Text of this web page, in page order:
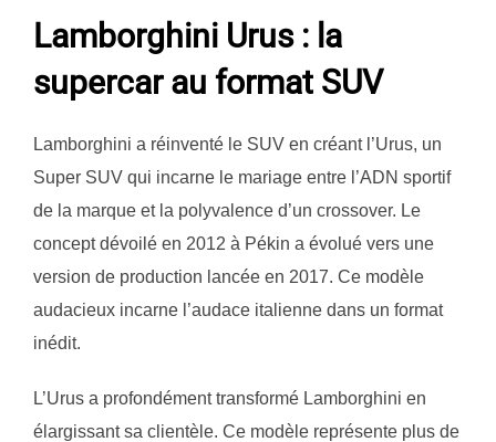
Lamborghini Urus : la
supercar au format SUV
Lamborghini a réinventé le SUV en créant l’Urus, un
Super SUV qui incarne le mariage entre l’ADN sportif
de la marque et la polyvalence d’un crossover. Le
concept dévoilé en 2012 à Pékin a évolué vers une
version de production lancée en 2017. Ce modèle
audacieux incarne l’audace italienne dans un format
inédit.
L’Urus a profondément transformé Lamborghini en
élargissant sa clientèle. Ce modèle représente plus de